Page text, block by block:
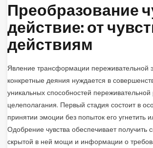
Преобразование
действие: от
действиям
Явление трансформации переживательной
конкретные деяния нуждается в
уникальных способностей переживательной
целеполагания. Первый стадия состоит в
принятии эмоции без попыток его угнетить
Одобрение чувства обеспечивает получить
скрытой в ней мощи и информации о